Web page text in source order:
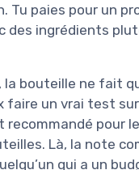
Tu paies pour un
des ingrédients
la bouteille ne fait
faire un vrai test
recommandé pour
Là, la note
qui a un